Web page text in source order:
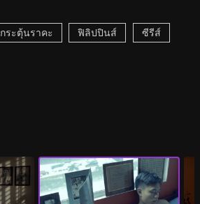
กระตุ้นราคะ ฟิลิปปินส์ ซีรีส์